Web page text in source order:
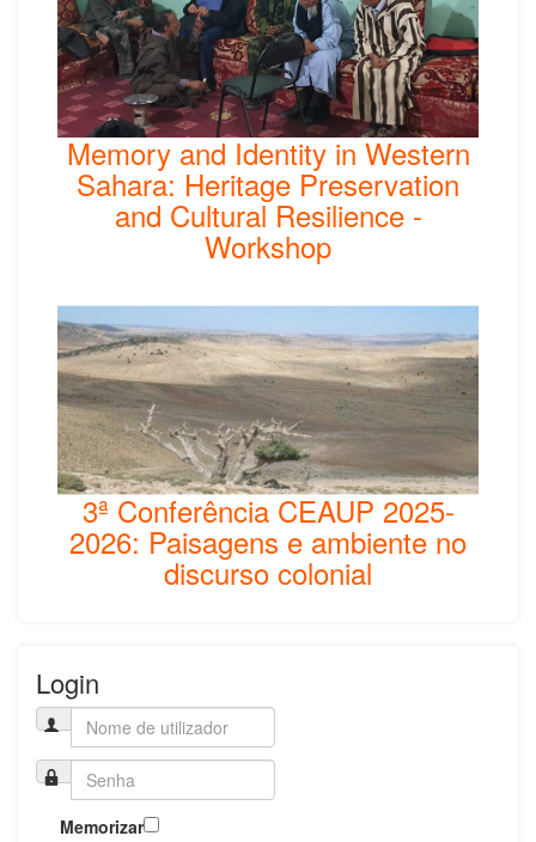
Memory and Identity in Western
Sahara: Heritage Preservation
and Cultural Resilience -
Workshop
3ª Conferência CEAUP 2025-
2026: Paisagens e ambiente no
discurso colonial
Login
Memorizar